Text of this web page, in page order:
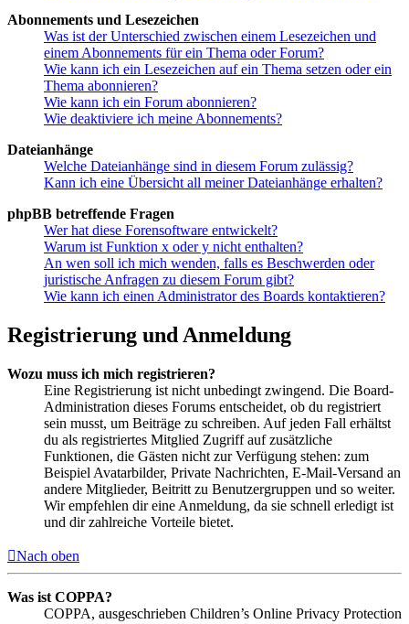
Abonnements und Lesezeichen
Was ist der Unterschied zwischen einem Lesezeichen und
einem Abonnements für ein Thema oder Forum?
Wie kann ich ein Lesezeichen auf ein Thema setzen oder ein
Thema abonnieren?
Wie kann ich ein Forum abonnieren?
Wie deaktiviere ich meine Abonnements?
Dateianhänge
Welche Dateianhänge sind in diesem Forum zulässig?
Kann ich eine Übersicht all meiner Dateianhänge erhalten?
phpBB betreffende Fragen
Wer hat diese Forensoftware entwickelt?
Warum ist Funktion x oder y nicht enthalten?
An wen soll ich mich wenden, falls es Beschwerden oder
juristische Anfragen zu diesem Forum gibt?
Wie kann ich einen Administrator des Boards kontaktieren?
Registrierung und Anmeldung
Wozu muss ich mich registrieren?
Eine Registrierung ist nicht unbedingt zwingend. Die Board-
Administration dieses Forums entscheidet, ob du registriert
sein musst, um Beiträge zu schreiben. Auf jeden Fall erhältst
du als registriertes Mitglied Zugriff auf zusätzliche
Funktionen, die Gästen nicht zur Verfügung stehen: zum
Beispiel Avatarbilder, Private Nachrichten, E-Mail-Versand an
andere Mitglieder, Beitritt zu Benutzergruppen und so weiter.
Wir empfehlen dir eine Anmeldung, da sie schnell erledigt ist
und dir zahlreiche Vorteile bietet.
Nach oben
Was ist COPPA?
COPPA, ausgeschrieben Children’s Online Privacy Protection